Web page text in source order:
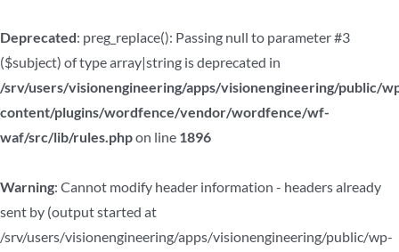
Deprecated: preg_replace(): Passing null to parameter #3
($subject) of type array|string is deprecated in
/srv/users/visionengineering/apps/visionengineering/public/
content/plugins/wordfence/vendor/wordfence/wf-
waf/src/lib/rules.phpon line 1896
Warning: Cannot modify header information - headers already
sent by (output started at
/srv/users/visionengineering/apps/visionengineering/public/wp-